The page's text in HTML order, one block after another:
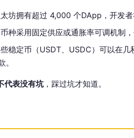
坊拥有超过 4,000 个DApp，开发者
种采用固定供应或通胀率可调机制
稳定币（USDT、USDC）可以在
代表没有坑，踩过坑才知道。